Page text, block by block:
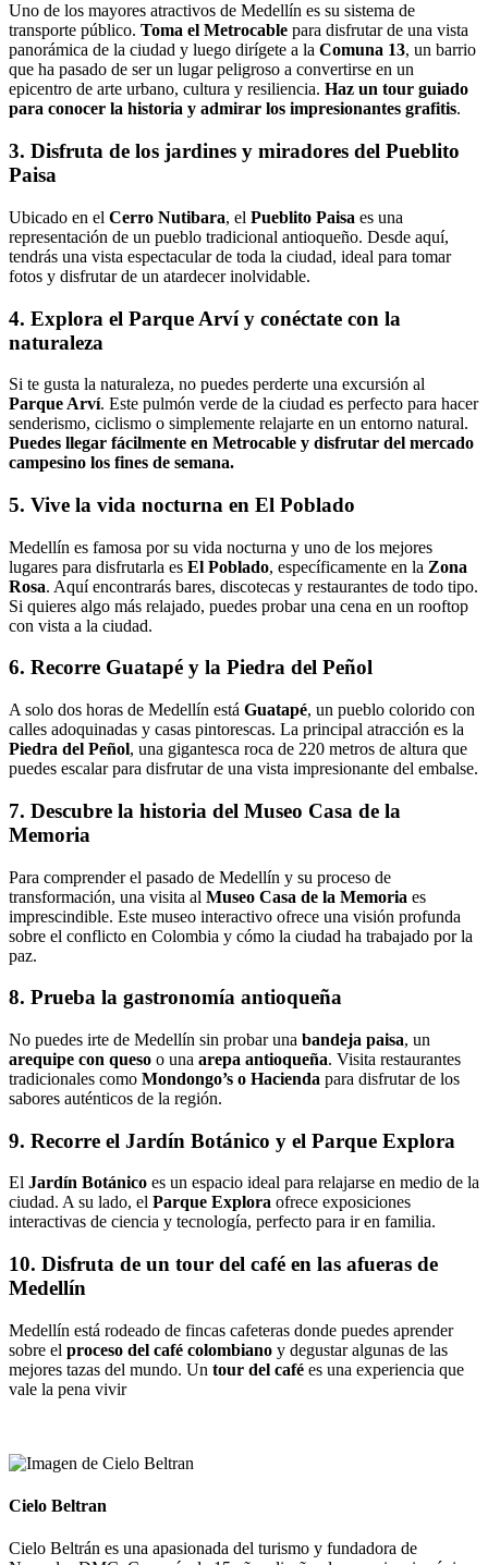
Uno de los mayores atractivos de Medellín es su sistema de
transporte público. Toma el Metrocable para disfrutar de una vista
panorámica de la ciudad y luego dirígete a la Comuna 13, un barrio
que ha pasado de ser un lugar peligroso a convertirse en un
epicentro de arte urbano, cultura y resiliencia. Haz un tour guiado
para conocer la historia y admirar los impresionantes grafitis.
3. Disfruta de los jardines y miradores del Pueblito
Paisa
Ubicado en el Cerro Nutibara, el Pueblito Paisa es una
representación de un pueblo tradicional antioqueño. Desde aquí,
tendrás una vista espectacular de toda la ciudad, ideal para tomar
fotos y disfrutar de un atardecer inolvidable.
4. Explora el Parque Arví y conéctate con la
naturaleza
Si te gusta la naturaleza, no puedes perderte una excursión al
Parque Arví. Este pulmón verde de la ciudad es perfecto para hacer
senderismo, ciclismo o simplemente relajarte en un entorno natural.
Puedes llegar fácilmente en Metrocable y disfrutar del mercado
campesino los fines de semana.
5. Vive la vida nocturna en El Poblado
Medellín es famosa por su vida nocturna y uno de los mejores
lugares para disfrutarla es El Poblado, específicamente en la Zona
Rosa. Aquí encontrarás bares, discotecas y restaurantes de todo tipo.
Si quieres algo más relajado, puedes probar una cena en un rooftop
con vista a la ciudad.
6. Recorre Guatapé y la Piedra del Peñol
A solo dos horas de Medellín está Guatapé, un pueblo colorido con
calles adoquinadas y casas pintorescas. La principal atracción es la
Piedra del Peñol, una gigantesca roca de 220 metros de altura que
puedes escalar para disfrutar de una vista impresionante del embalse.
7. Descubre la historia del Museo Casa de la
Memoria
Para comprender el pasado de Medellín y su proceso de
transformación, una visita al Museo Casa de la Memoria es
imprescindible. Este museo interactivo ofrece una visión profunda
sobre el conflicto en Colombia y cómo la ciudad ha trabajado por la
paz.
8. Prueba la gastronomía antioqueña
No puedes irte de Medellín sin probar una bandeja paisa, un
arequipe con queso o una arepa antioqueña. Visita restaurantes
tradicionales como Mondongo’s o Hacienda para disfrutar de los
sabores auténticos de la región.
9. Recorre el Jardín Botánico y el Parque Explora
El Jardín Botánico es un espacio ideal para relajarse en medio de la
ciudad. A su lado, el Parque Explora ofrece exposiciones
interactivas de ciencia y tecnología, perfecto para ir en familia.
10. Disfruta de un tour del café en las afueras de
Medellín
Medellín está rodeado de fincas cafeteras donde puedes aprender
sobre el proceso del café colombiano y degustar algunas de las
mejores tazas del mundo. Un tour del café es una experiencia que
vale la pena vivir
Cielo Beltran
Cielo Beltrán es una apasionada del turismo y fundadora de